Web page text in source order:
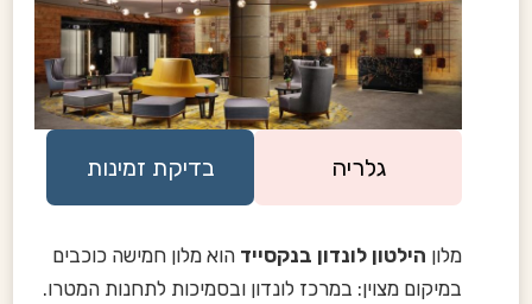
גלריה בדיקת זמינות
מלון הילטון לונדון בנקסייד הוא מלון חמישה כוכבים
במיקום מצוין: במרכז לונדון ובסמיכות לתחנות המטרו.